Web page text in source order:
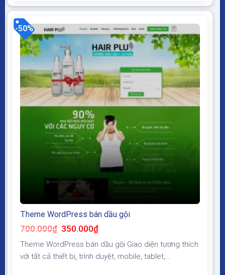
load nhanh nhẹ tối ưu với các công cụ tìm kiếm
Theme sạch hoàn toàn 100% không virus, không...
-50%
Theme WordPress bán dầu gội
700.000₫ Giá
gốc
là:
700.000₫.
350.000₫Giá
tại
là:
350.000₫.
Theme WordPress bán dầu gội Giao diện tương thích
với tất cả thiết bị, trình duyệt, mobile, tablet,